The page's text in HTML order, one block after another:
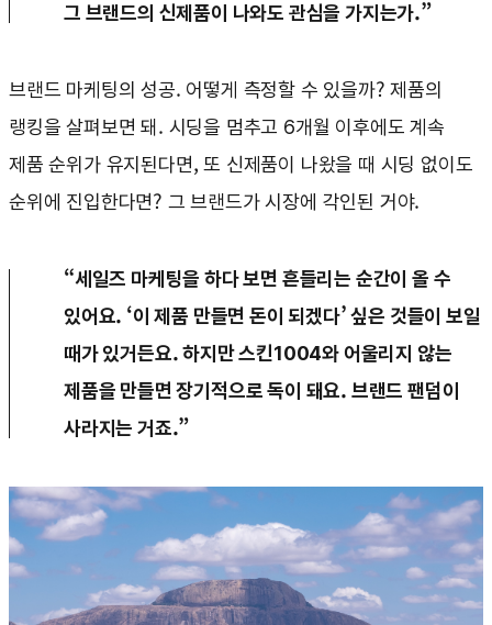
그 브랜드의 신제품이 나와도 관심을 가지는가.”
브랜드 마케팅의 성공. 어떻게 측정할 수 있을까? 제품의
랭킹을 살펴보면 돼. 시딩을 멈추고 6개월 이후에도 계속
제품 순위가 유지된다면, 또 신제품이 나왔을 때 시딩 없이도
순위에 진입한다면? 그 브랜드가 시장에 각인된 거야.
“세일즈 마케팅을 하다 보면 흔들리는 순간이 올 수
있어요. ‘이 제품 만들면 돈이 되겠다’ 싶은 것들이 보일
때가 있거든요. 하지만 스킨1004와 어울리지 않는
제품을 만들면 장기적으로 독이 돼요. 브랜드 팬덤이
사라지는 거죠.”